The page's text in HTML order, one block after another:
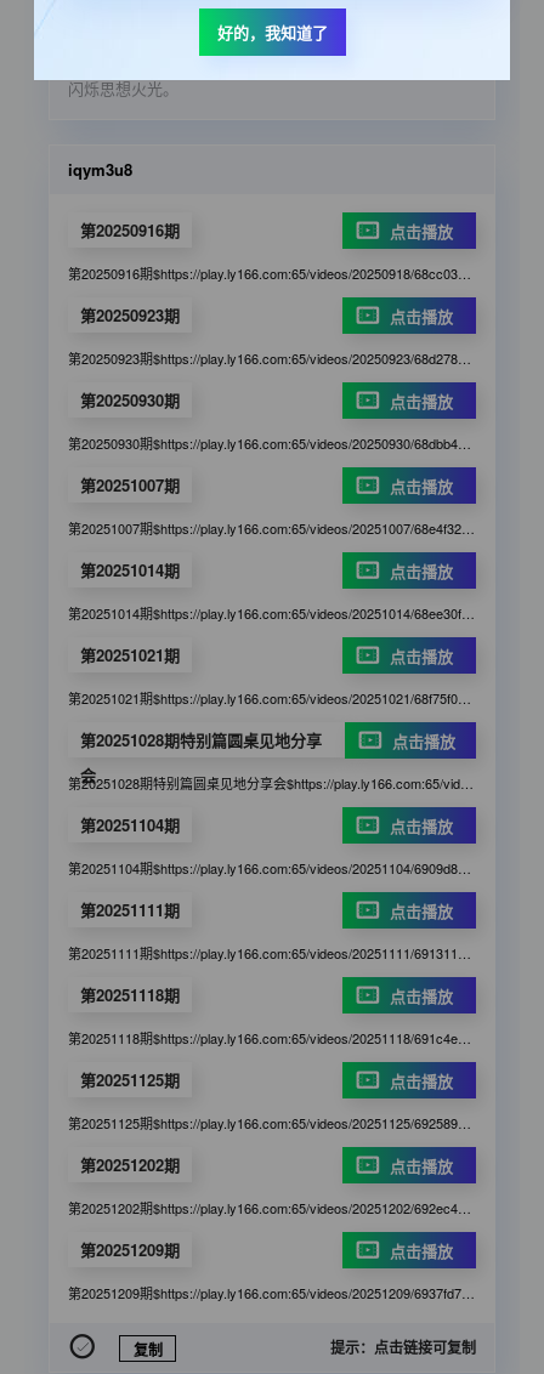
《圆桌派》第八季2025年重磅回归。节目继续营造畅所欲
言的轻松氛围，还原日常生活场景中的即兴聊天，众多文
化嘉宾齐聚一桌，在谈笑风生中妙语连珠，在娓娓道来里
闪烁思想火光。
iqym3u8
第20250916期 点击播放
第20250923期 点击播放
第20250930期 点击播放
第20251007期 点击播放
第20251014期 点击播放
第20251021期 点击播放
第20251028期特别篇圆桌见地分享
会
点击播放
第20251104期 点击播放
第20251111期 点击播放
第20251118期 点击播放
第20251125期 点击播放
第20251202期 点击播放
第20251209期 点击播放
复制 提示：点击链接可复制
好的，我知道了